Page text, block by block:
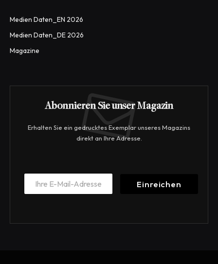
Medien Daten_EN 2026
Medien Daten_DE 2026
Magazine
Abonnieren Sie unser Magazin
Erhalten Sie ein gedrucktes Exemplar unseres Magazins
direkt an Ihre Adresse.
E
a
*
Einreichen